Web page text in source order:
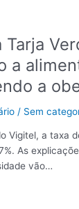
Tarja
a
a
/ Sem
Vigitel, a taxa
As
vão…